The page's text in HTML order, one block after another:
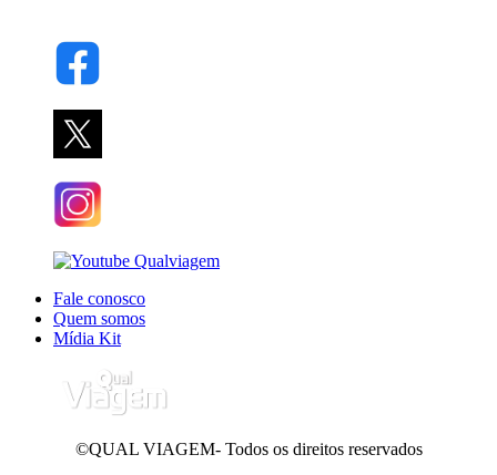
Fale conosco
Quem somos
Mídia Kit
©QUAL VIAGEM- Todos os direitos reservados